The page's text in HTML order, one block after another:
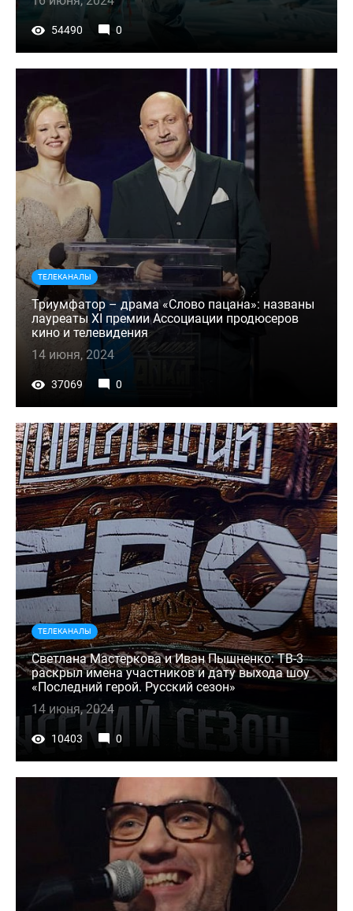
54490 0
ТЕЛЕКАНАЛЫ
Триумфатор – драма «Слово пацана»: названы
лауреаты XI премии Ассоциации продюсеров
кино и телевидения
14 июня, 2024
37069 0
ТЕЛЕКАНАЛЫ
Светлана Мастеркова и Иван Пышненко: ТВ-3
раскрыл имена участников и дату выхода шоу
«Последний герой. Русский сезон»
14 июня, 2024
10403 0